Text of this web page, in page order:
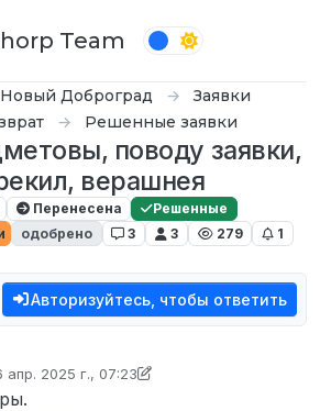
Team
Новый Доброград
Заявки
Решенные заявки
поводу заявки,
верашнея
Перенесена
Решенные
одобрено 3 3 279 1
Авторизуйтесь, чтобы ответить
апр. 2025 г., 07:23
Кампот